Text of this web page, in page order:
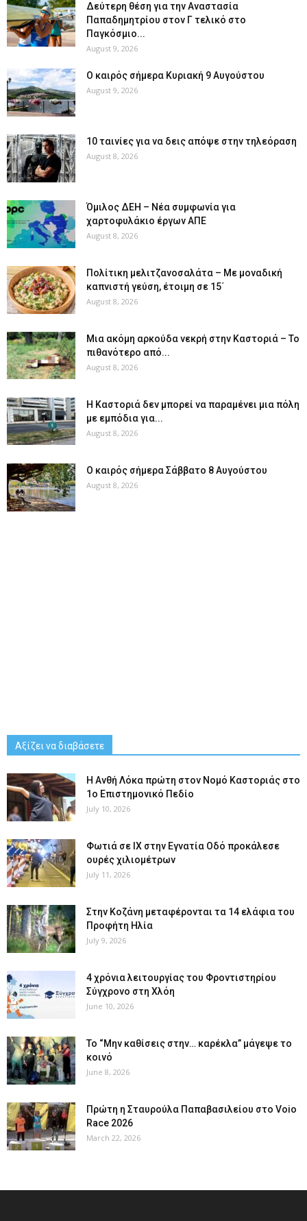
Δεύτερη θέση για την Αναστασία
Παπαδημητρίου στον Γ τελικό στο
Παγκόσμιο...
August 9, 2026
Ο καιρός σήμερα Κυριακή 9 Αυγούστου
August 9, 2026
10 ταινίες για να δεις απόψε στην τηλεόραση
August 8, 2026
Όμιλος ΔΕΗ – Νέα συμφωνία για
χαρτοφυλάκιο έργων ΑΠΕ
August 8, 2026
Πολίτικη μελιτζανοσαλάτα – Με μοναδική
καπνιστή γεύση, έτοιμη σε 15΄
August 8, 2026
Μια ακόμη αρκούδα νεκρή στην Καστοριά – Το
πιθανότερο από...
August 8, 2026
Η Καστοριά δεν μπορεί να παραμένει μια πόλη
με εμπόδια για...
August 8, 2026
Ο καιρός σήμερα Σάββατο 8 Αυγούστου
August 8, 2026
Αξίζει να διαβάσετε
Η Ανθή Λόκα πρώτη στον Νομό Καστοριάς στο
1ο Επιστημονικό Πεδίο
July 10, 2026
Φωτιά σε ΙΧ στην Εγνατία Οδό προκάλεσε
ουρές χιλιομέτρων
July 11, 2026
Στην Κοζάνη μεταφέρονται τα 14 ελάφια του
Προφήτη Ηλία
July 9, 2026
4 χρόνια λειτουργίας του Φροντιστηρίου
Σύγχρονο στη Χλόη
June 10, 2026
Το “Μην καθίσεις στην… καρέκλα” μάγεψε το
κοινό
June 8, 2026
Πρώτη η Σταυρούλα Παπαβασιλείου στο Voio
Race 2026
March 22, 2026